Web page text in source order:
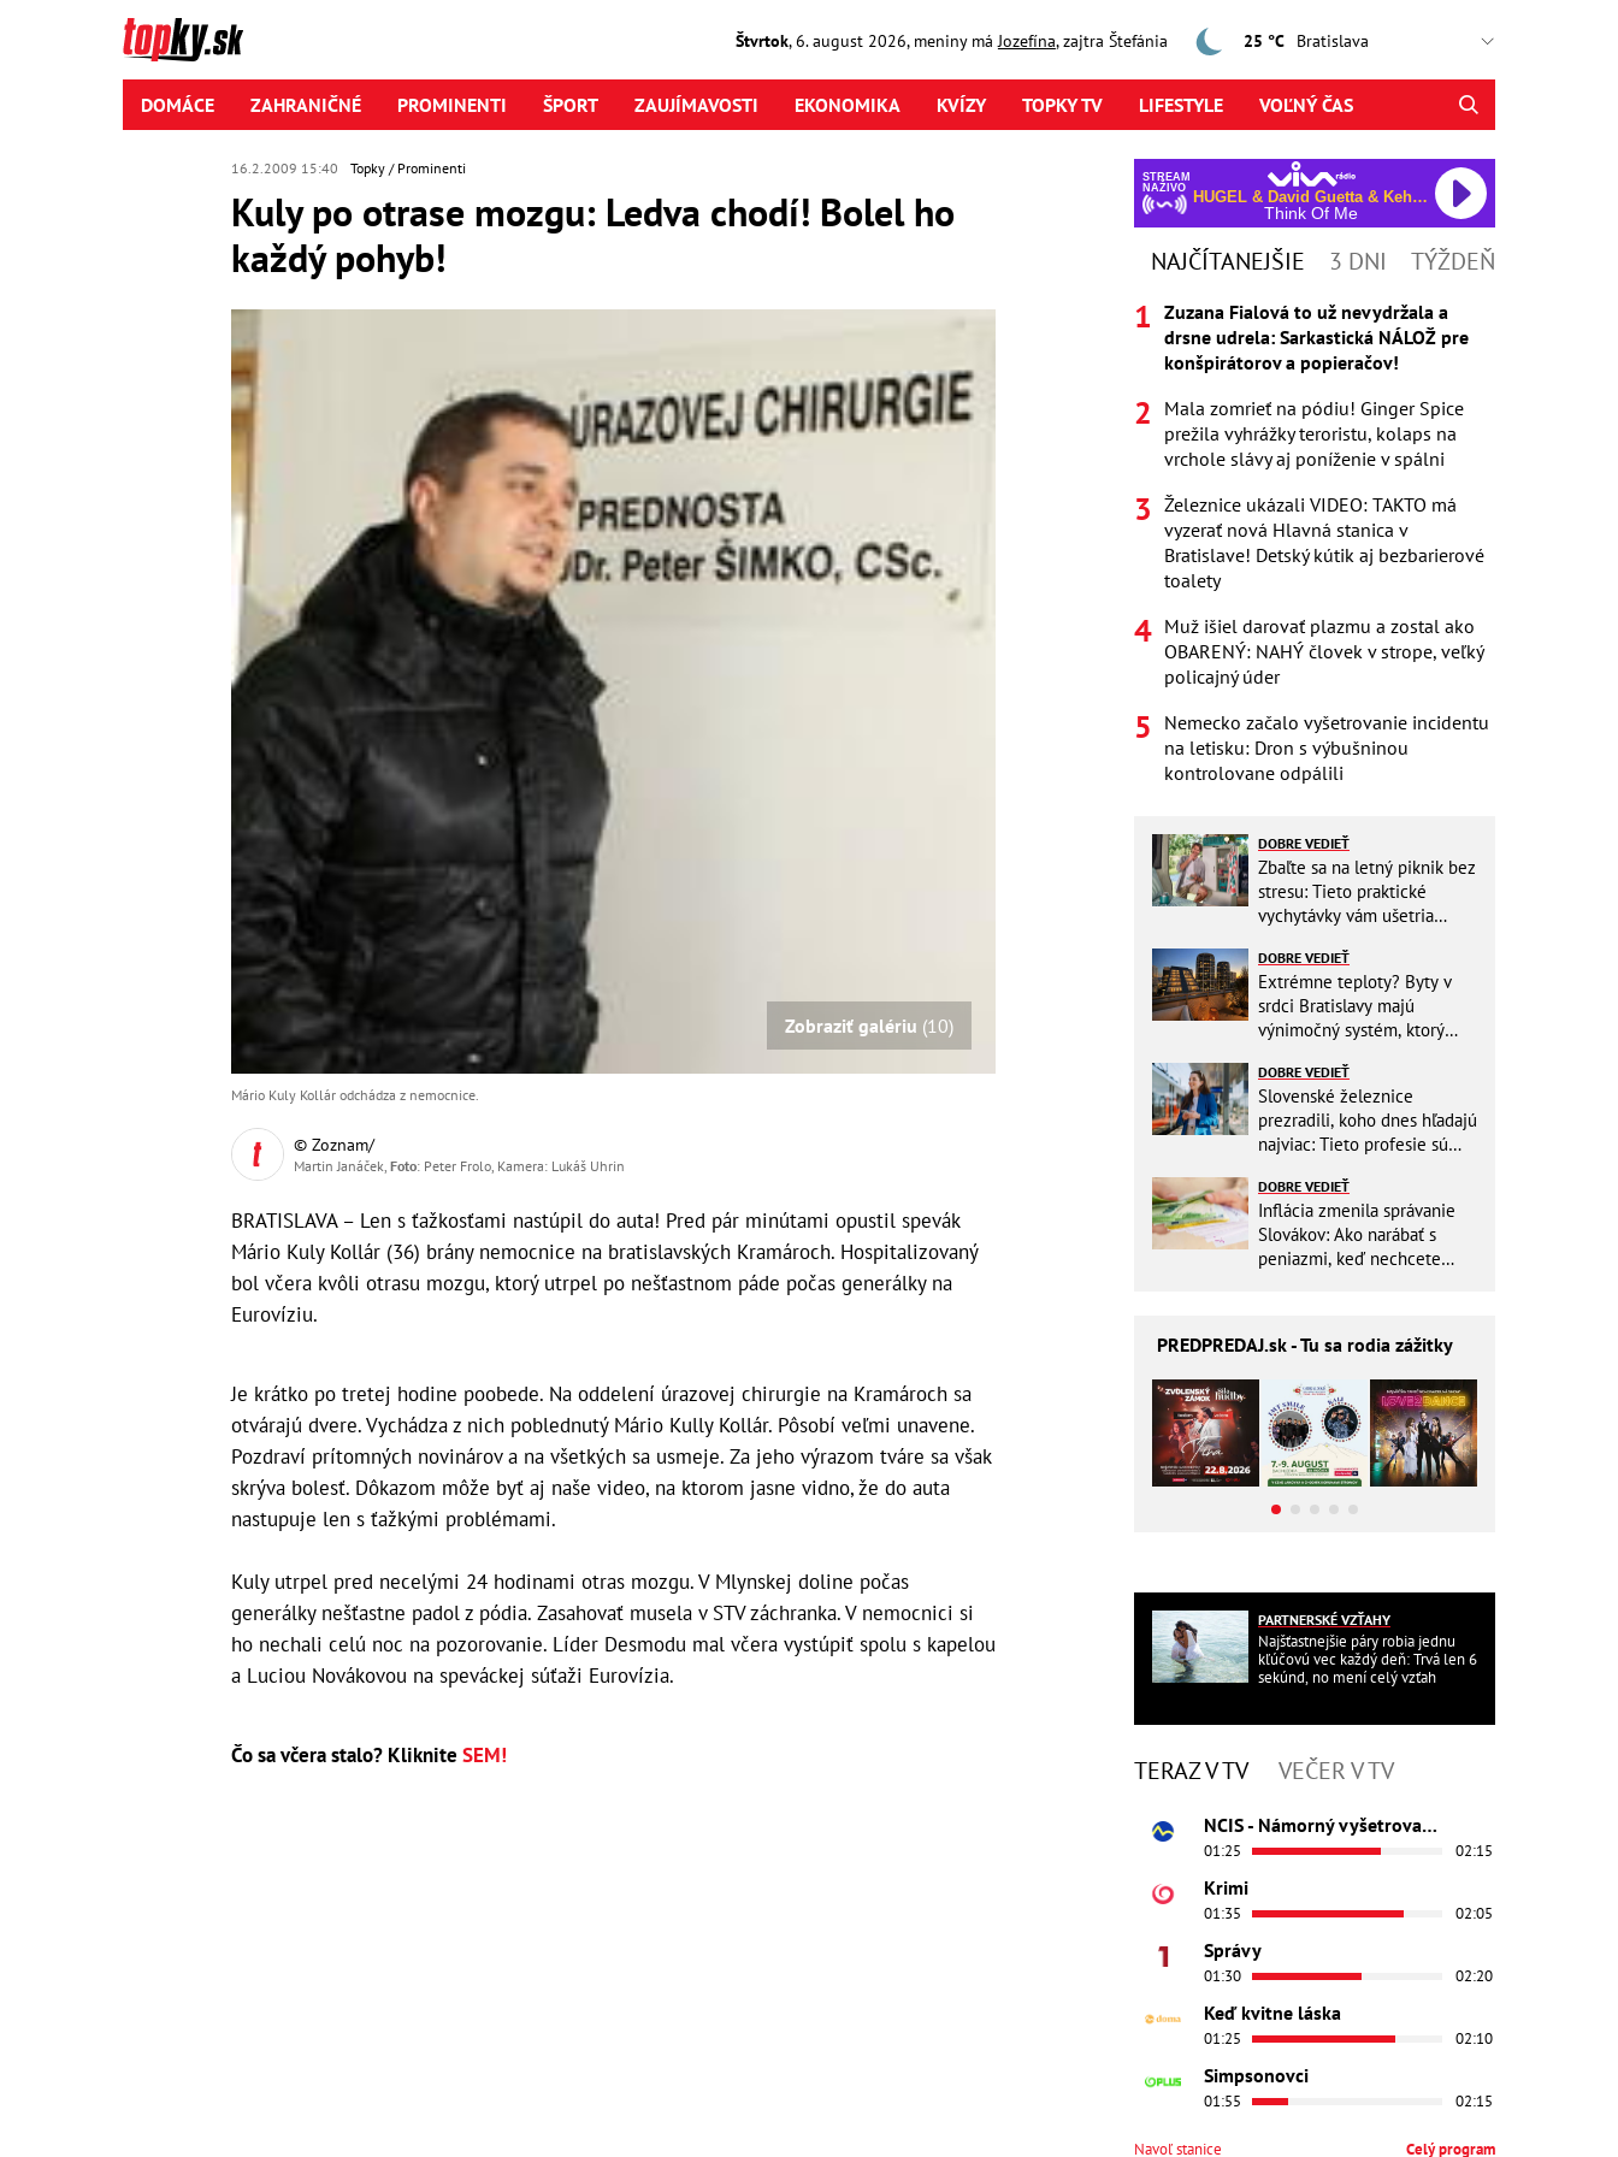
Štvrtok,6. august2026, meniny má Jozefína, zajtra Štefánia 25 °C
DOMÁCE ZAHRANIČNÉ PROMINENTI ŠPORT ZAUJÍMAVOSTI EKONOMIKA KVÍZY TOPKY TV LIFESTYLE VOĽNÝ ČAS
16.2.2009 15:40 Topky Prominenti
Kuly po otrase mozgu: Ledva chodí! Bolel ho
každý pohyb!
Zobraziť galériu (10)
Mário Kuly Kollár odchádza z nemocnice.
© Zoznam/
Martin Janáček, Foto: Peter Frolo, Kamera: Lukáš Uhrin
BRATISLAVA – Len s ťažkosťami nastúpil do auta! Pred pár minútami opustil spevák
Mário Kuly Kollár (36) brány nemocnice na bratislavských Kramároch. Hospitalizovaný
bol včera kvôli otrasu mozgu, ktorý utrpel po nešťastnom páde počas generálky na
Eurovíziu.
Je krátko po tretej hodine poobede. Na oddelení úrazovej chirurgie na Kramároch sa
otvárajú dvere. Vychádza z nich poblednutý Mário Kully Kollár. Pôsobí veľmi unavene.
Pozdraví prítomných novinárov a na všetkých sa usmeje. Za jeho výrazom tváre sa však
skrýva bolesť. Dôkazom môže byť aj naše video, na ktorom jasne vidno, že do auta
nastupuje len s ťažkými problémami.
Kuly utrpel pred necelými 24 hodinami otras mozgu. V Mlynskej doline počas
generálky nešťastne padol z pódia. Zasahovať musela v STV záchranka. V nemocnici si
ho nechali celú noc na pozorovanie. Líder Desmodu mal včera vystúpiť spolu s kapelou
a Luciou Novákovou na speváckej súťaži Eurovízia.
Čo sa včera stalo? Kliknite SEM!
STREAM
NAŽIVO
HUGEL & David Guetta & Kehlani & Daecolm
Think Of Me
NAJČÍTANEJŠIE 3 DNI TÝŽDEŇ
Zuzana Fialová to už nevydržala a
drsne udrela: Sarkastická NÁLOŽ pre
konšpirátorov a popieračov!
Mala zomrieť na pódiu! Ginger Spice
prežila vyhrážky teroristu, kolaps na
vrchole slávy aj poníženie v spálni
Železnice ukázali VIDEO: TAKTO má
vyzerať nová Hlavná stanica v
Bratislave! Detský kútik aj bezbarierové
toalety
Muž išiel darovať plazmu a zostal ako
OBARENÝ: NAHÝ človek v strope, veľký
policajný úder
Nemecko začalo vyšetrovanie incidentu
na letisku: Dron s výbušninou
kontrolovane odpálili
DOBRE VEDIEŤ
Zbaľte sa na letný piknik bez
stresu: Tieto praktické
vychytávky vám ušetria
DOBRE VEDIEŤ
Extrémne teploty? Byty v
srdci Bratislavy majú
výnimočný systém, ktorý
DOBRE VEDIEŤ
Slovenské železnice
prezradili, koho dnes hľadajú
najviac: Tieto profesie sú
DOBRE VEDIEŤ
Inflácia zmenila správanie
Slovákov: Ako narábať s
peniazmi, keď nechcete
PREDPREDAJ.sk - Tu sa rodia zážitky
PARTNERSKÉ VZŤAHY
Najšťastnejšie páry robia jednu
kľúčovú vec každý deň: Trvá len 6
sekúnd, no mení celý vzťah
TERAZ V TV VEČER V TV
NCIS - Námorný vyšetrovací úrad
01:25 02:15
Krimi
01:35 02:05
Správy
01:30 02:20
Keď kvitne láska
01:25 02:10
Simpsonovci
01:55 02:15
Navoľ stanice Celý program